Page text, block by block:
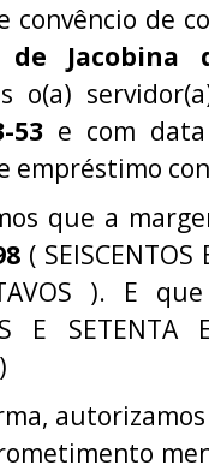
convêncio de
de Jacobina
o(a)
53 e com
empréstimo
que a
(
). E
E